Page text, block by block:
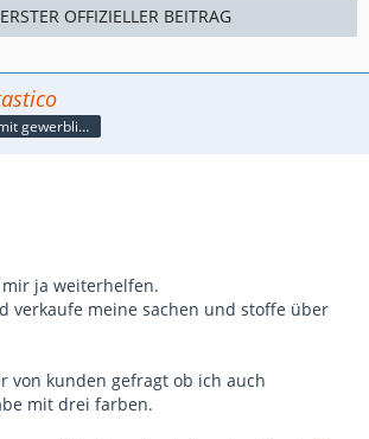
ERSTER OFFIZIELLER BEITRAG
Mitglieder mit gewerblicher Verbindung, auch als Mitarbeiter/in
ja weiterhelfen.
verkaufe meine sachen und stoffe über
von kunden gefragt ob ich auch
mit drei farben.